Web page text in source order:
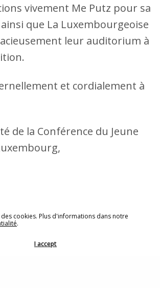
vivement Me Putz pour sa
que La Luxembourgeoise
leur auditorium à
et cordialement à
de la Conférence du Jeune
Share
cookies. Plus d'informations dans notre
.
I accept